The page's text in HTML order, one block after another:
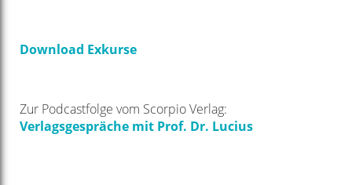
Download Exkurse
Zur Podcastfolge vom Scorpio Verlag:
Verlagsgespräche mit Prof. Dr. Lucius